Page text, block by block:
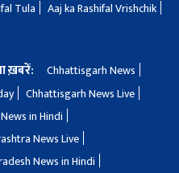
Tula
Aaj ka Rashifal Vrishchik
ख़बरें:
Chhattisgarh News
Chhattisgarh News Live
in Hindi
News Live
News in Hindi